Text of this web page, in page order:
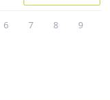
6 7 8
9